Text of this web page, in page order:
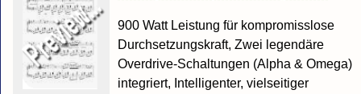
900 Watt Leistung für kompromisslose
Durchsetzungskraft, Zwei legendäre
Overdrive-Schaltungen (Alpha & Omega)
integriert, Intelligenter, vielseitiger